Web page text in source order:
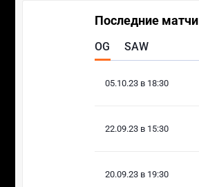
Последние матчи
OG SAW
05.10.23 в 18:30
22.09.23 в 15:30
20.09.23 в 19:30